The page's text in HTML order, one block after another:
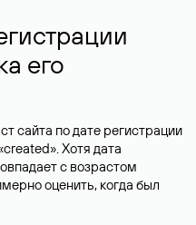
его
сайта по дате регистрации
Хотя дата
с возрастом
оценить, когда был